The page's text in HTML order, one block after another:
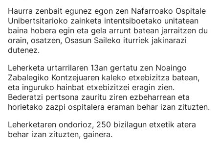
Haurra zenbait egunez egon zen Nafarroako Ospitale
Unibertsitarioko zainketa intentsiboetako unitatean
baina hobera egin eta gela arrunt batean jarraitzen du
orain, osatzen, Osasun Saileko iturriek jakinarazi
dutenez.
Leherketa urtarrilaren 13an gertatu zen Noaingo
Zabalegiko Kontzejuaren kaleko etxebizitza batean,
eta inguruko hainbat etxebizitzei eragin zien.
Bederatzi pertsona zauritu ziren ezbeharrean eta
horietako zazpi ospitalera eraman behar izan zituzten.
Leherketaren ondorioz, 250 bizilagun etxetik atera
behar izan zituzten, gainera.